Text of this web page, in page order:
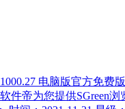
电脑版官方免费
件帝为您提供SGreen浏